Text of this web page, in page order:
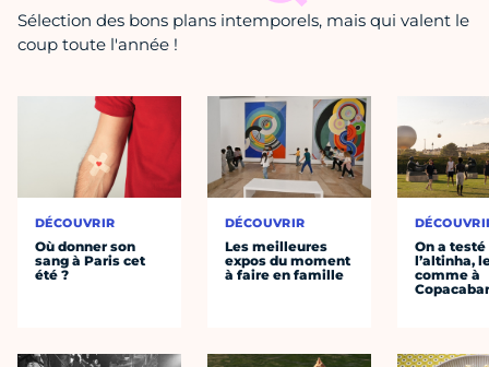
Sélection des bons plans intemporels, mais qui valent le
coup toute l'année !
DÉCOUVRIR
Où donner son
sang à Paris cet
été ?
DÉCOUVRIR
Les meilleures
expos du moment
à faire en famille
On a testé
l’altinha,
comme à